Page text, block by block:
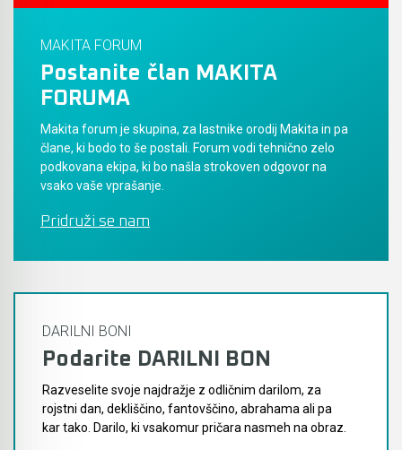
MAKITA FORUM
Postanite član MAKITA
FORUMA
Makita forum je skupina, za lastnike orodij Makita in pa
člane, ki bodo to še postali. Forum vodi tehnično zelo
podkovana ekipa, ki bo našla strokoven odgovor na
vsako vaše vprašanje.
Pridruži se nam
DARILNI BONI
Podarite DARILNI BON
Razveselite svoje najdražje z odličnim darilom, za
rojstni dan, dekliščino, fantovščino, abrahama ali pa
kar tako. Darilo, ki vsakomur pričara nasmeh na obraz.